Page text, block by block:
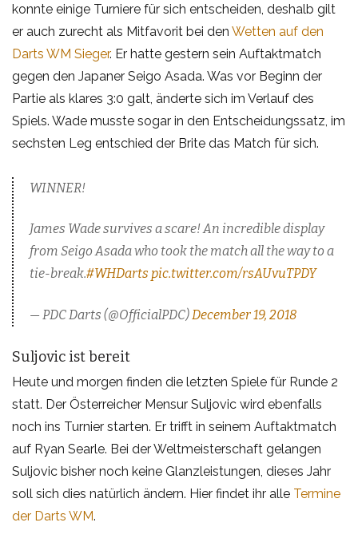
konnte einige Turniere für sich entscheiden, deshalb gilt
er auch zurecht als Mitfavorit bei den Wetten auf den
Darts WM Sieger. Er hatte gestern sein Auftaktmatch
gegen den Japaner Seigo Asada. Was vor Beginn der
Partie als klares 3:0 galt, änderte sich im Verlauf des
Spiels. Wade musste sogar in den Entscheidungssatz, im
sechsten Leg entschied der Brite das Match für sich.
WINNER!
James Wade survives a scare! An incredible display
from Seigo Asada who took the match all the way to a
tie-break.#WHDarts pic.twitter.com/rsAUvuTPDY
— PDC Darts (@OfficialPDC)December 19, 2018
Suljovic ist bereit
Heute und morgen finden die letzten Spiele für Runde 2
statt. Der Österreicher Mensur Suljovic wird ebenfalls
noch ins Turnier starten. Er trifft in seinem Auftaktmatch
auf Ryan Searle. Bei der Weltmeisterschaft gelangen
Suljovic bisher noch keine Glanzleistungen, dieses Jahr
soll sich dies natürlich ändern. Hier findet ihr alle Termine
der Darts WM.